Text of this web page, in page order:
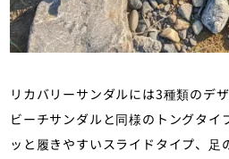
リカバリーサンダルには3種類のデ
ビーチサンダルと同様のトングタイ
ッと履きやすいスライドタイプ、足